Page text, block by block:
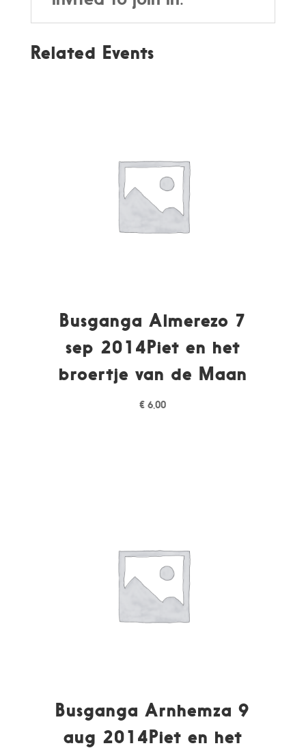
Related Events
Busganga Almerezo 7
sep 2014Piet en het
broertje van de Maan
€ 6,00
Busganga Arnhemza 9
aug 2014Piet en het